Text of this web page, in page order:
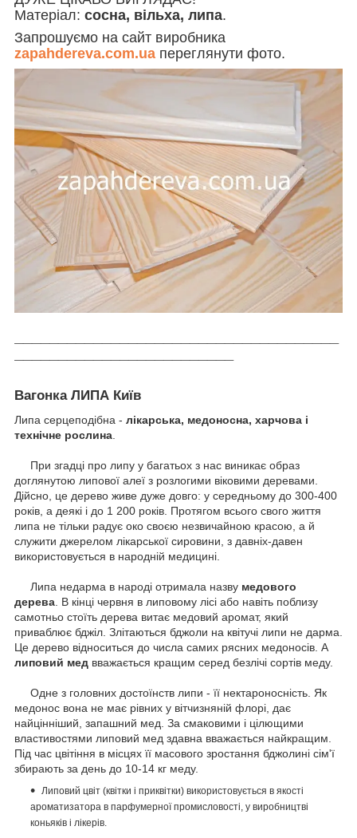
Матеріал: сосна, вільха, липа.
Запрошуємо на сайт виробника
zapahdereva.com.ua переглянути фото.
Вагонка ЛИПА Київ
Липа серцеподібна - лікарська, медоносна, харчова і
технічне рослина
При згадці про липу у багатьох з нас виникає образ
доглянутою липової алеї з розлогими віковими деревами.
Дійсно, це дерево живе дуже довго: у середньому до 300-400
років, а деякі і до 1 200 років. Протягом всього свого життя
липа не тільки радує око своєю незвичайною красою, а й
служити джерелом лікарської сировини, з давніх-давен
використовується в народній медицині.
Липа недарма в народі отримала назву медового
дерева В кінці червня в липовому лісі або навіть поблизу
самотньо стоїть дерева витає медовий аромат, який
приваблює бджіл. Злітаються бджоли на квітучі липи не дарма.
Це дерево відноситься до числа самих рясних медоносів. А
липовий мед вважається кращим серед безлічі сортів меду.
Одне з головних достоїнств липи - її нектароносність. Як
медонос вона не має рівних у вітчизняній флорі, дає
найцінніший, запашний мед. За смаковими і цілющими
властивостями липовий мед здавна вважається найкращим.
Під час цвітіння в місцях її масового зростання бджолині сім'ї
збирають за день до 10-14 кг меду.
Липовий цвіт (квітки і приквітки) використовується в якості
ароматизатора в парфумерної промисловості, у виробництві
коньяків і лікерів.